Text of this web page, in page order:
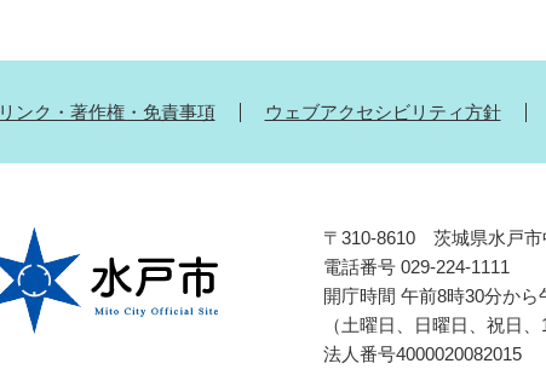
リンク・著作権・免責事項 ウェブアクセシビリティ方針
〒310-8610 茨城県水戸市
電話番号 029-224-1111
開庁時間 午前8時30分から
（土曜日、日曜日、祝日
法人番号4000020082015